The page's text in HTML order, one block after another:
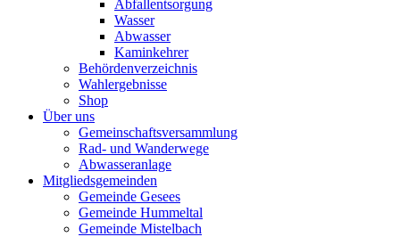
Abfallentsorgung
Wasser
Abwasser
Kaminkehrer
Behördenverzeichnis
Wahlergebnisse
Shop
Über uns
Gemeinschaftsversammlung
Rad- und Wanderwege
Abwasseranlage
Mitgliedsgemeinden
Gemeinde Gesees
Gemeinde Hummeltal
Gemeinde Mistelbach